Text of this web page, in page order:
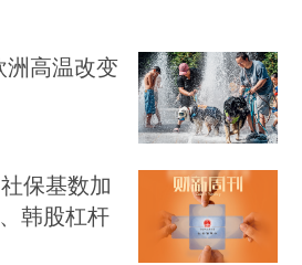
洲高温改变
保基数加
韩股杠杆